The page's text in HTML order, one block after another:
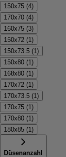
150x75 (4)
170x70 (4)
160x75 (3)
150x72 (1 )
150x73.5 (1 )
150x80 (1 )
168x80 (1 )
170x72 (1 )
170x73.5 (1 )
170x75 (1 )
170x80 (1 )
180x85 (1 )
Düsenanzahl